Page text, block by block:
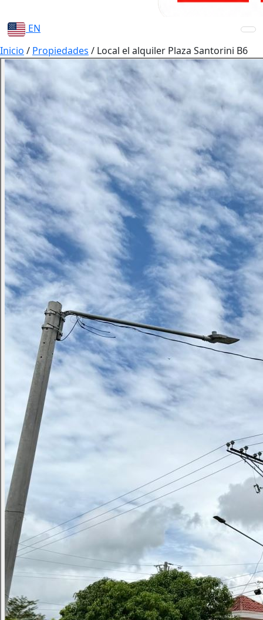
EN
Inicio / Propiedades / Local el alquiler Plaza Santorini B6